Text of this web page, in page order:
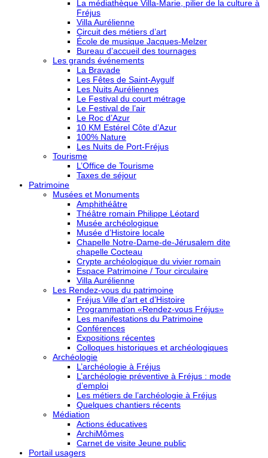
La médiathèque Villa-Marie, pilier de la culture à
Fréjus
Villa Aurélienne
Circuit des métiers d’art
École de musique Jacques-Melzer
Bureau d’accueil des tournages
Les grands événements
La Bravade
Les Fêtes de Saint-Aygulf
Les Nuits Auréliennes
Le Festival du court métrage
Le Festival de l’air
Le Roc d’Azur
10 KM Estérel Côte d’Azur
100% Nature
Les Nuits de Port-Fréjus
Tourisme
L’Office de Tourisme
Taxes de séjour
Patrimoine
Musées et Monuments
Amphithéâtre
Théâtre romain Philippe Léotard
Musée archéologique
Musée d’Histoire locale
Chapelle Notre-Dame-de-Jérusalem dite
chapelle Cocteau
Crypte archéologique du vivier romain
Espace Patrimoine / Tour circulaire
Villa Aurélienne
Les Rendez-vous du patrimoine
Fréjus Ville d’art et d’Histoire
Programmation «Rendez-vous Fréjus»
Les manifestations du Patrimoine
Conférences
Expositions récentes
Colloques historiques et archéologiques
Archéologie
L’archéologie à Fréjus
L’archéologie préventive à Fréjus : mode
d’emploi
Les métiers de l’archéologie à Fréjus
Quelques chantiers récents
Médiation
Actions éducatives
ArchiMômes
Carnet de visite Jeune public
Portail usagers